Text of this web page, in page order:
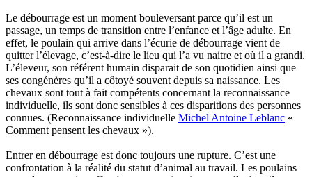
Le débourrage est un moment bouleversant parce qu’il est un
passage, un temps de transition entre l’enfance et l’âge adulte. En
effet, le poulain qui arrive dans l’écurie de débourrage vient de
quitter l’élevage, c’est-à-dire le lieu qui l’a vu naitre et où il a grandi.
L’éleveur, son référent humain disparait de son quotidien ainsi que
ses congénères qu’il a côtoyé souvent depuis sa naissance. Les
chevaux sont tout à fait compétents concernant la reconnaissance
individuelle, ils sont donc sensibles à ces disparitions des personnes
connues. (Reconnaissance individuelle Michel Antoine Leblanc «
Comment pensent les chevaux »).
Entrer en débourrage est donc toujours une rupture. C’est une
confrontation à la réalité du statut d’animal au travail. Les poulains